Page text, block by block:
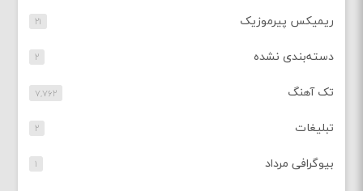
ریمیکس پیرموزیک ۲۱
دسته‌بندی نشده ۲
تک آهنگ ۷,۷۶۲
تبلیغات ۲
بیوگرافی مرداد ۱